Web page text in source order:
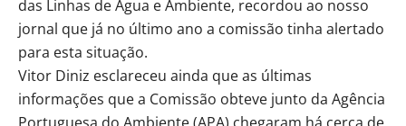
das Linhas de Água e Ambiente, recordou ao nosso
jornal que já no último ano a comissão tinha alertado
para esta situação.
Vitor Diniz esclareceu ainda que as últimas
informações que a Comissão obteve junto da Agência